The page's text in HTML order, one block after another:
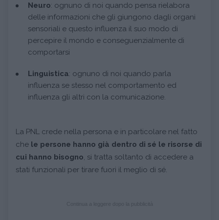
Neuro: ognuno di noi quando pensa rielabora
delle informazioni che gli giungono dagli organi
sensoriali e questo influenza il suo modo di
percepire il mondo e conseguenzialmente di
comportarsi
Linguistica: ognuno di noi quando parla
influenza se stesso nel comportamento ed
influenza gli altri con la comunicazione.
La PNL crede nella persona e in particolare nel fatto
che le persone hanno già dentro di sé le risorse di
cui hanno bisogno, si tratta soltanto di accedere a
stati funzionali per tirare fuori il meglio di sé.